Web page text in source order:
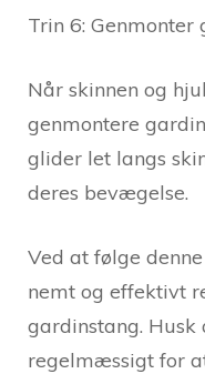
Trin 6: Genmonter
Når skinnen og
genmontere
glider let langs
deres bevægelse.
Ved at følge
nemt og effektivt
gardinstang. Husk
regelmæssigt for